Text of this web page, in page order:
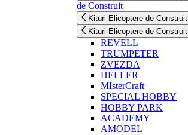
de Construit
Kituri Elicoptere de Construit
Kituri Elicoptere de Construit
REVELL
TRUMPETER
ZVEZDA
HELLER
MIsterCraft
SPECIAL HOBBY
HOBBY PARK
ACADEMY
AMODEL